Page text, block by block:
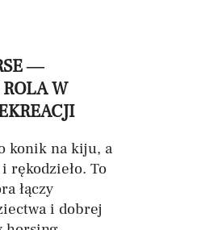
—
W
konik na kiju, a
rękodzieło. To
łączy
i dobrej